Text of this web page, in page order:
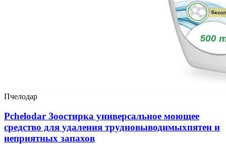
Пчелодар
Pchelodar Зоостирка универсальное моющее
средство для удаления трудновыводимыхпятен и
неприятных запахов